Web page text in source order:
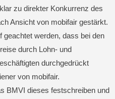
zu direkter Konkurrenz des
Ansicht von mobifair gestärkt.
geachtet werden, dass bei den
durch Lohn- und
durchgedrückt
von mobifair.
BMVI dieses festschreiben und